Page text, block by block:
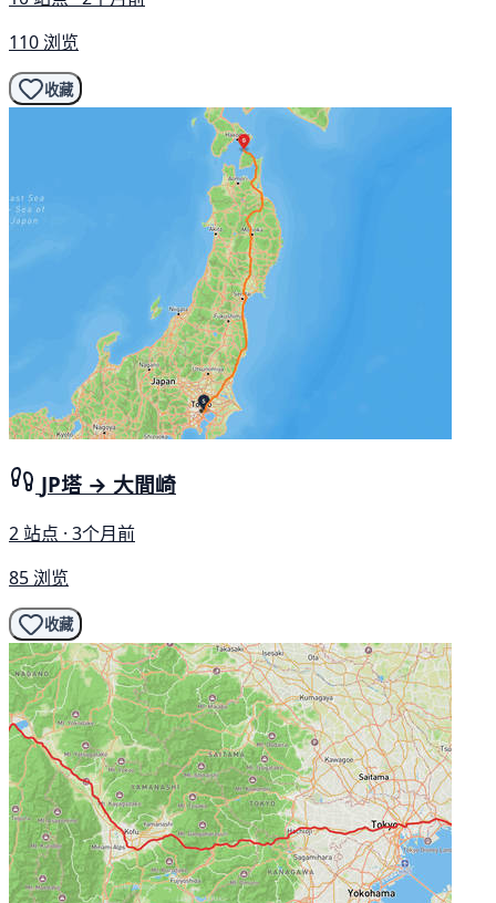
110 浏览
收藏
JP塔 → 大間崎
2 站点 · 3个月前
85 浏览
收藏